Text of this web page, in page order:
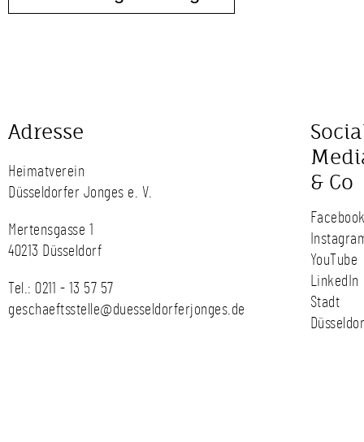
Adresse
Heimatverein
Düsseldorfer Jonges e. V.
Mertensgasse 1
40213 Düsseldorf
Tel.: 0211 - 13 57 57
geschaeftsstelle@duesseldorferjonges.de
& Co
YouTube
LinkedIn
Stadt